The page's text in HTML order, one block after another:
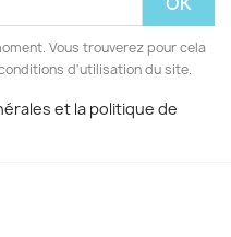
Vous trouverez pour cela
d'utilisation du site.
et la politique de